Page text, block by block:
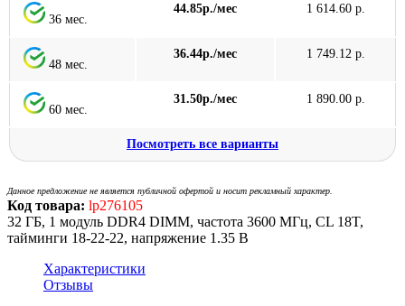
36 мес.
44.85р./мес 1 614.60 р.
48 мес.
36.44р./мес 1 749.12 р.
60 мес.
31.50р./мес 1 890.00 р.
Посмотреть все варианты
Данное предложение не является публичной офертой и носит рекламный характер.
Код товара: lp276105
32 ГБ, 1 модуль DDR4 DIMM, частота 3600 МГц, CL 18T,
тайминги 18-22-22, напряжение 1.35 В
Характеристики
Отзывы